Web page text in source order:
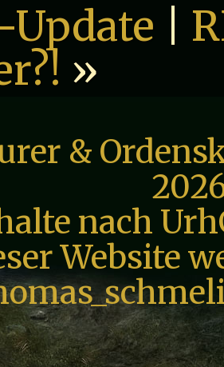
Update
»
&
nach
Website